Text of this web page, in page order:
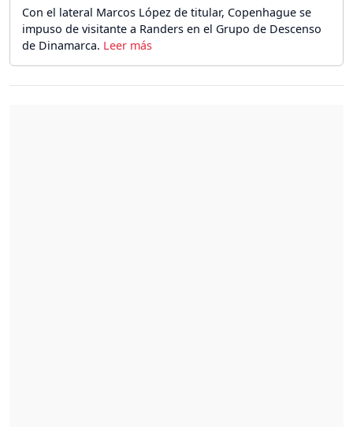
Con el lateral Marcos López de titular, Copenhague se
impuso de visitante a Randers en el Grupo de Descenso
de Dinamarca.